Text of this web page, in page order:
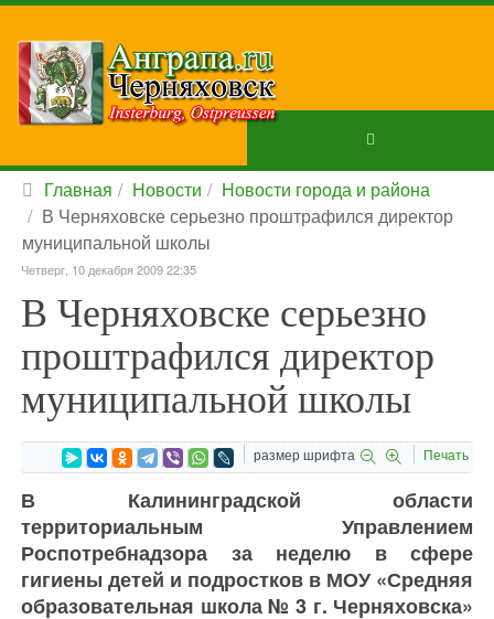
Главная Новости
Новости города и района
В Черняховске серьезно проштрафился директор
муниципальной школы
Четверг, 10 декабря 2009 22:35
В Черняховске серьезно
проштрафился директор
муниципальной школы
размер шрифта Печать
В Калининградской области
территориальным Управлением
Роспотребнадзора за неделю в сфере
гигиены детей и подростков в МОУ «Средняя
образовательная школа № 3 г. Черняховска»